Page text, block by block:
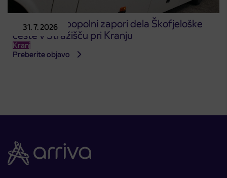
31. 7. 2026
Obvestilo o popolni zapori dela Škofjeloške
ceste v Stražišču pri Kranju
Kranj
Preberite objavo